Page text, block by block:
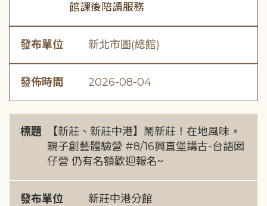
館課後陪讀服務
發布單位 新北市圖(總館)
發佈時間 2026-08-04
標題
【新莊、新莊中港】鬧新莊！在地風味 ×
親子創藝體驗營 #8/16興直堡講古-台語囡
仔營 仍有名額歡迎報名~
發布單位 新莊中港分館